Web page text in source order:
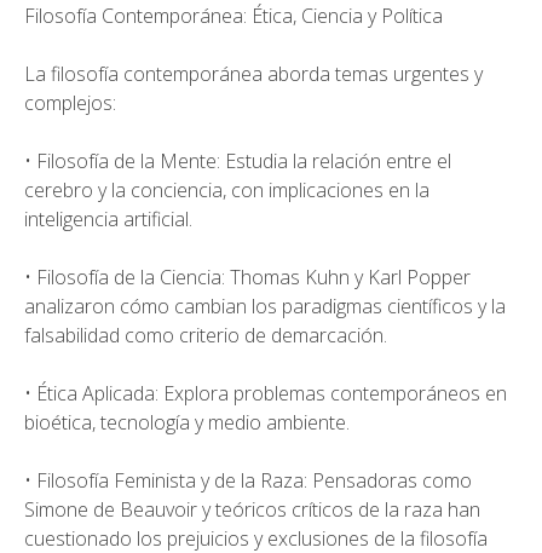
Filosofía Contemporánea: Ética, Ciencia y Política
La filosofía contemporánea aborda temas urgentes y
complejos:
• Filosofía de la Mente: Estudia la relación entre el
cerebro y la conciencia, con implicaciones en la
inteligencia artificial.
• Filosofía de la Ciencia: Thomas Kuhn y Karl Popper
analizaron cómo cambian los paradigmas científicos y la
falsabilidad como criterio de demarcación.
• Ética Aplicada: Explora problemas contemporáneos en
bioética, tecnología y medio ambiente.
• Filosofía Feminista y de la Raza: Pensadoras como
Simone de Beauvoir y teóricos críticos de la raza han
cuestionado los prejuicios y exclusiones de la filosofía